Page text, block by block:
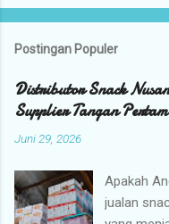
Postingan Populer
Distributor Snack
Supplier Tangan
Juni 29, 2026
Apakah
jualan